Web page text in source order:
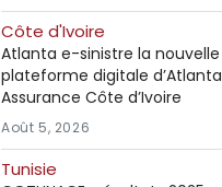
Côte d'Ivoire
Atlanta e-sinistre la nouvelle
plateforme digitale d’Atlanta
Assurance Côte d’Ivoire
Août 5, 2026
Tunisie